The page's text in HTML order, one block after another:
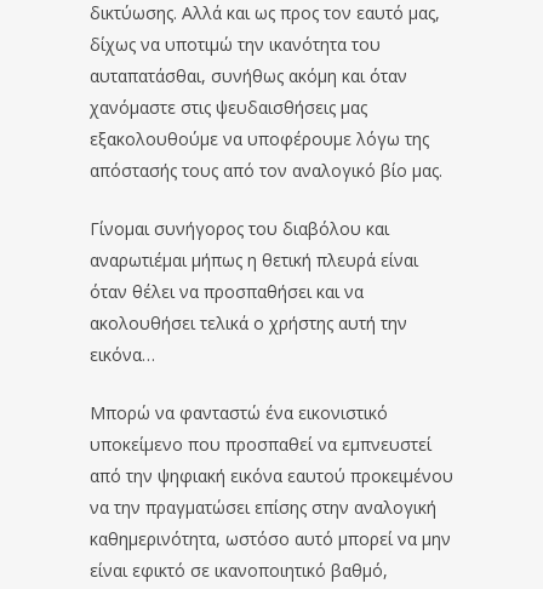
δικτύωσης. Αλλά και ως προς τον εαυτό μας,
δίχως να υποτιμώ την ικανότητα του
αυταπατάσθαι, συνήθως ακόμη και όταν
χανόμαστε στις ψευδαισθήσεις μας
εξακολουθούμε να υποφέρουμε λόγω της
απόστασής τους από τον αναλογικό βίο μας.
Γίνομαι συνήγορος του διαβόλου και
αναρωτιέμαι μήπως η θετική πλευρά είναι
όταν θέλει να προσπαθήσει και να
ακολουθήσει τελικά ο χρήστης αυτή την
εικόνα…
Μπορώ να φανταστώ ένα εικονιστικό
υποκείμενο που προσπαθεί να εμπνευστεί
από την ψηφιακή εικόνα εαυτού προκειμένου
να την πραγματώσει επίσης στην αναλογική
καθημερινότητα, ωστόσο αυτό μπορεί να μην
είναι εφικτό σε ικανοποιητικό βαθμό,